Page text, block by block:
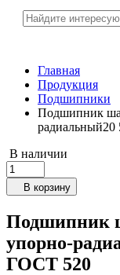
Главная
Продукция
Подшипники
Подшипник
В наличии
В корзину
Подшипник
упорно-
ГОСТ 520